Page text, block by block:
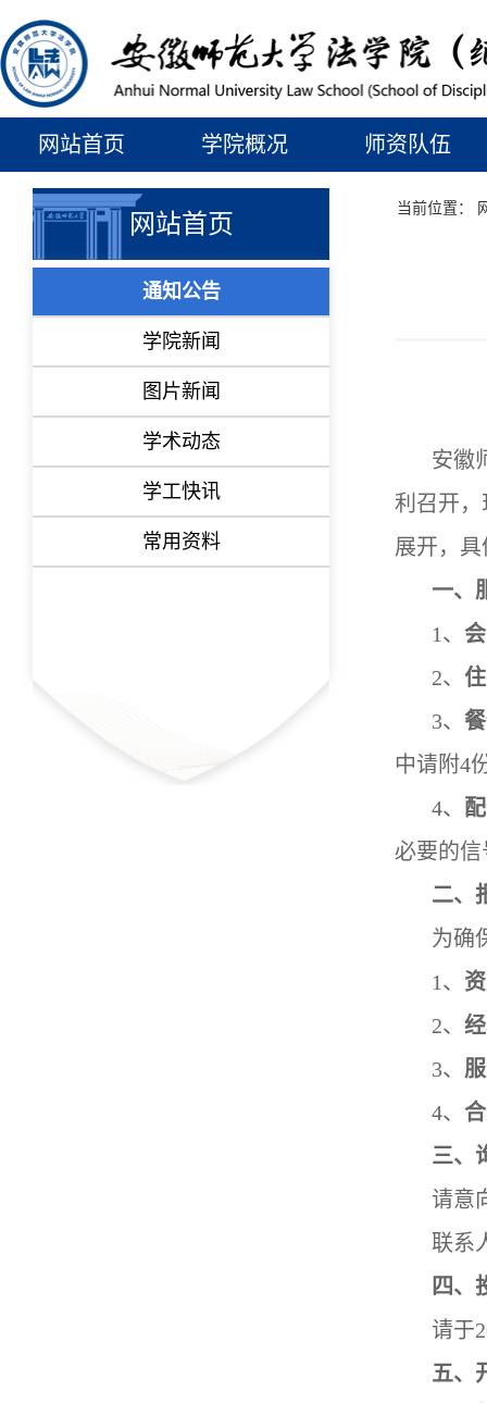
网站首页 学院概况 师资队伍
网站首页
通知公告
学院新闻
图片新闻
学术动态
学工快讯
常用资料
当前位置：
安徽
利召开，
展开，
一、
1、
2、
3、
中请附4
4、
必要的
二、
为确
1、
2、
3、
4、
三、
请意
联系
四、
请于
五、